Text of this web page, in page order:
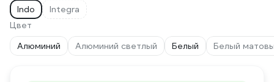
Indo
Integra
Цвет
Алюминий
Алюминий светлый Белый Белый